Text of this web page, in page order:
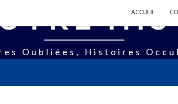
ACCUEIL
Oubliées, Histoires